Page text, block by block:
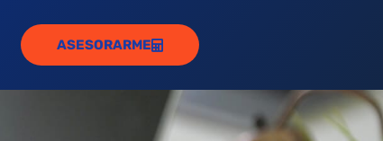
ASESORARME